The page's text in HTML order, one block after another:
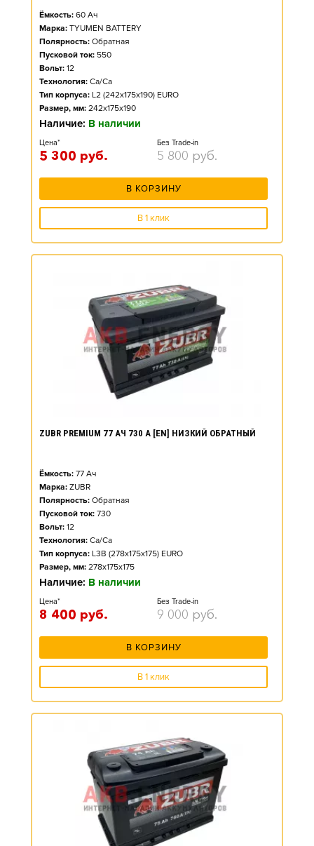
Ёмкость: 60 Ач
Марка: TYUMEN BATTERY
Полярность: Обратная
Пусковой ток: 550
Вольт: 12
Технология: Ca/Ca
Тип корпуса: L2 (242x175x190) EURO
Размер, мм: 242x175x190
Наличие: В наличии
Цена*
5 300 руб.
Без Trade-in
5 800 руб.
В КОРЗИНУ
В 1 клик
ZUBR PREMIUM 77 АЧ 730 А [EN] НИЗКИЙ ОБРАТНЫЙ
Ёмкость: 77 Ач
Марка: ZUBR
Полярность: Обратная
Пусковой ток: 730
Вольт: 12
Технология: Ca/Ca
Тип корпуса: L3B (278x175x175) EURO
Размер, мм: 278x175x175
Наличие: В наличии
Цена*
8 400 руб.
Без Trade-in
9 000 руб.
В КОРЗИНУ
В 1 клик